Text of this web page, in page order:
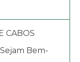
CABOS
Bem-